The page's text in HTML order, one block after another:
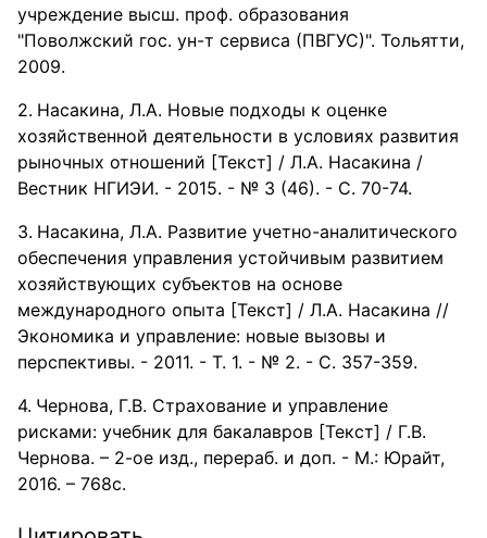
учреждение высш. проф. образования
"Поволжский гос. ун-т сервиса (ПВГУС)". Тольятти,
2009.
Насакина, Л.А. Новые подходы к оценке
хозяйственной деятельности в условиях развития
рыночных отношений [Текст] / Л.А. Насакина /
Вестник НГИЭИ. - 2015. - № 3 (46). - С. 70-74.
Насакина, Л.А. Развитие учетно-аналитического
обеспечения управления устойчивым развитием
хозяйствующих субъектов на основе
международного опыта [Текст] / Л.А. Насакина //
Экономика и управление: новые вызовы и
перспективы. - 2011. - Т. 1. - № 2. - С. 357-359.
Чернова, Г.В. Страхование и управление
рисками: учебник для бакалавров [Текст] / Г.В.
Чернова. – 2-ое изд., перераб. и доп. - М.: Юрайт,
2016. – 768с.